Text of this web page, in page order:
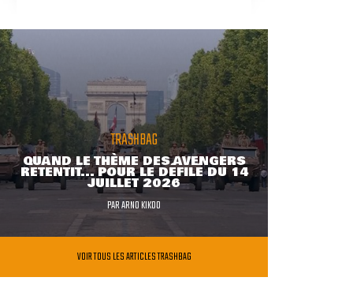
TRASHBAG
QUAND LE THÈME DES AVENGERS
RETENTIT... POUR LE DÉFILÉ DU 14
JUILLET 2026
PARARNO KIKOO
VOIR TOUS LES ARTICLES TRASHBAG